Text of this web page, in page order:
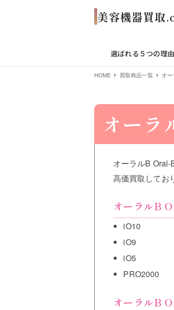
選ばれる５つの理由
HOME 買取商品一覧 オ
オー
オーラルB Oral-
高価買取してお
オーラルB
iO10
iO9
iO5
PRO2000
オーラルB